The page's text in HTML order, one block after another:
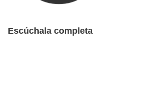
Escúchala completa